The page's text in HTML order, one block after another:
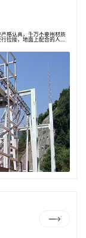
格认真，千万不要用材质
拉接，地面上配合的人员